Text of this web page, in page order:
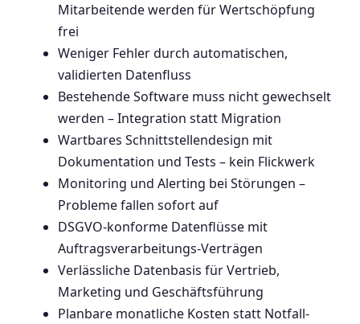
Mitarbeitende werden für Wertschöpfung
frei
Weniger Fehler durch automatischen,
validierten Datenfluss
Bestehende Software muss nicht gewechselt
werden – Integration statt Migration
Wartbares Schnittstellendesign mit
Dokumentation und Tests – kein Flickwerk
Monitoring und Alerting bei Störungen –
Probleme fallen sofort auf
DSGVO-konforme Datenflüsse mit
Auftragsverarbeitungs-Verträgen
Verlässliche Datenbasis für Vertrieb,
Marketing und Geschäftsführung
Planbare monatliche Kosten statt Notfall-